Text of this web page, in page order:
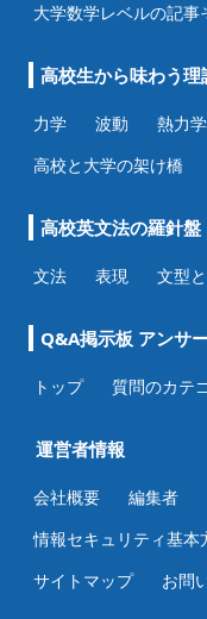
大学数学レベルの記事
高校生から味わう理
力学 波動 熱力学
高校と大学の架け橋
高校英文法の羅針盤
文法 表現 文型
Q&A掲示板 アンサ
トップ 質問のカテ
運営者情報
会社概要 編集者
情報セキュリティ基本
サイトマップ
お問